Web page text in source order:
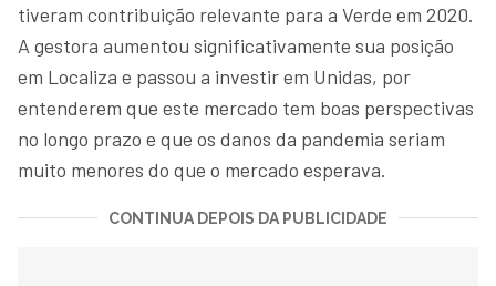
tiveram contribuição relevante para a Verde em 2020.
A gestora aumentou significativamente sua posição
em Localiza e passou a investir em Unidas, por
entenderem que este mercado tem boas perspectivas
no longo prazo e que os danos da pandemia seriam
muito menores do que o mercado esperava.
CONTINUA DEPOIS DA PUBLICIDADE